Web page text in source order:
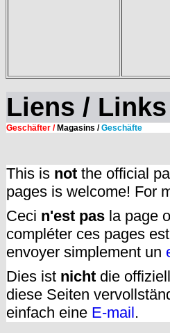
Liens / Links
Geschäfter /Magasins /Geschäfte
This is not the official
pages is welcome! For
Ceci n'est pas la page
compléter ces pages
envoyer simplement un
Dies ist nicht die
diese Seiten
einfach eine E-mail.